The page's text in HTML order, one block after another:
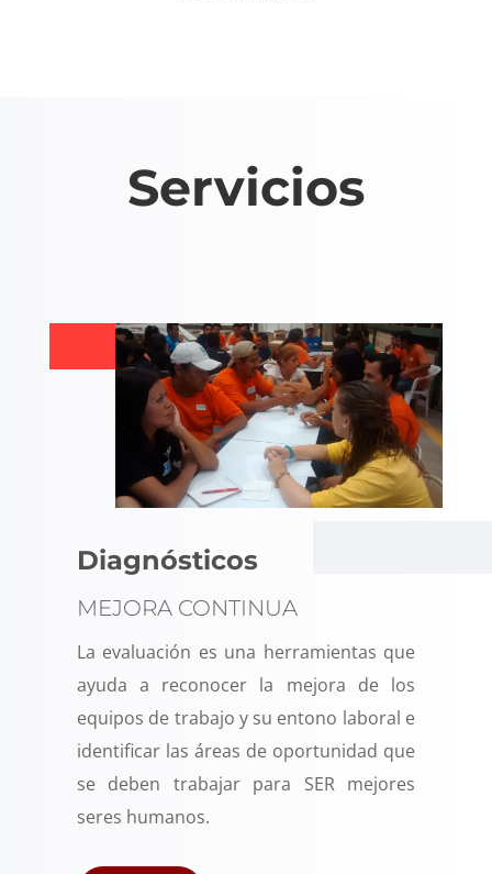
Servicios
Diagnósticos
MEJORA CONTINUA
La evaluación es una herramientas que
ayuda a reconocer la mejora de los
equipos de trabajo y su entono laboral e
identificar las áreas de oportunidad que
se deben trabajar para SER mejores
seres humanos.